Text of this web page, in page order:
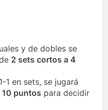
y de dobles se
2 sets cortos a 4
1 en sets, se jugará
10 puntos para decidir